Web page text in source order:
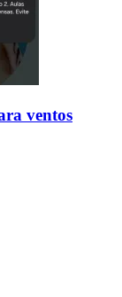
ventos